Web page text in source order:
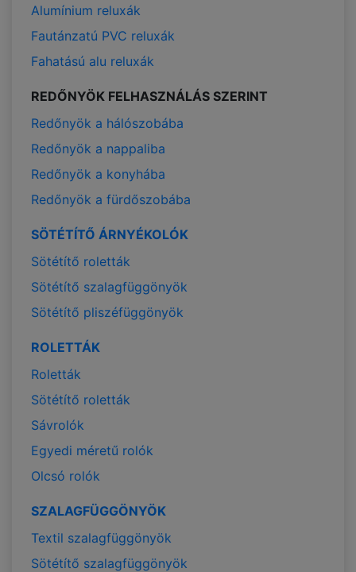
Alumínium reluxák
Fautánzatú PVC reluxák
Fahatású alu reluxák
REDŐNYÖK FELHASZNÁLÁS SZERINT
Redőnyök a hálószobába
Redőnyök a nappaliba
Redőnyök a konyhába
Redőnyök a fürdőszobába
SÖTÉTÍTŐ ÁRNYÉKOLÓK
Sötétítő roletták
Sötétítő szalagfüggönyök
Sötétítő pliszéfüggönyök
ROLETTÁK
Roletták
Sötétítő roletták
Sávrolók
Egyedi méretű rolók
Olcsó rolók
SZALAGFÜGGÖNYÖK
Textil szalagfüggönyök
Sötétítő szalagfüggönyök